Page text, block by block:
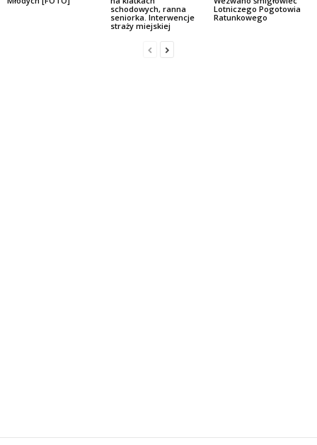
schodowych, ranna
seniorka. Interwencje
straży miejskiej
Lotniczego Pogotowia
Ratunkowego